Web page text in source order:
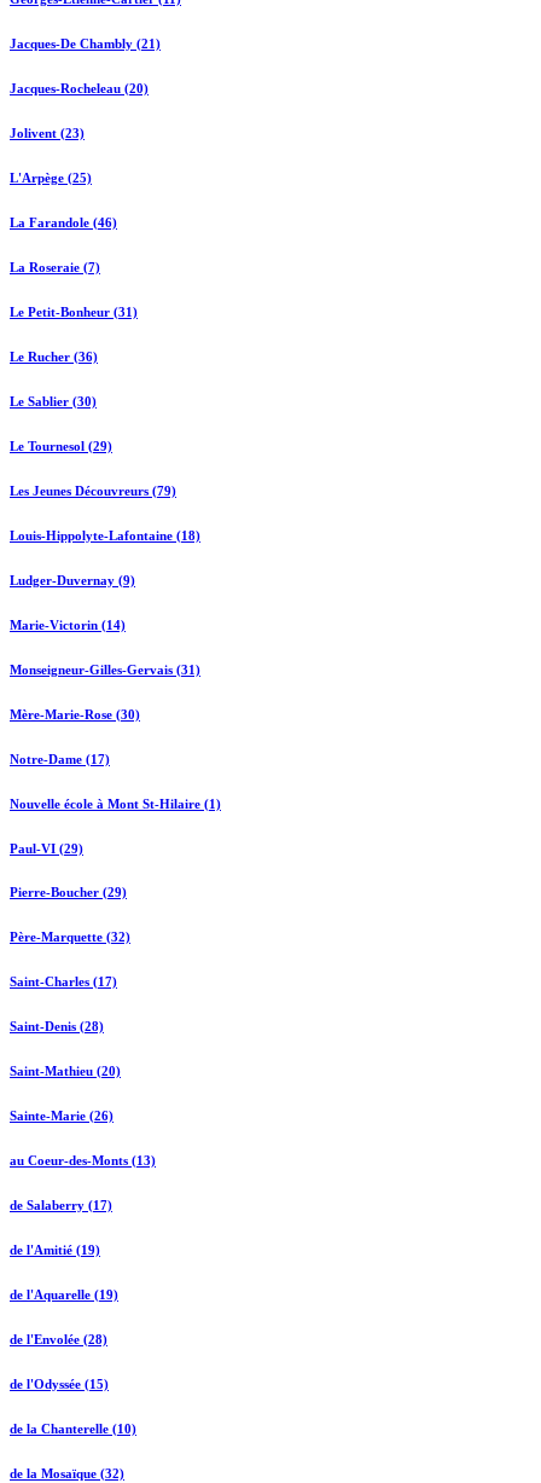
Jacques-De Chambly (21)
Jacques-Rocheleau (20)
Jolivent (23)
L'Arpège (25)
La Farandole (46)
La Roseraie (7)
Le Petit-Bonheur (31)
Le Rucher (36)
Le Sablier (30)
Le Tournesol (29)
Les Jeunes Découvreurs (79)
Louis-Hippolyte-Lafontaine (18)
Ludger-Duvernay (9)
Marie-Victorin (14)
Monseigneur-Gilles-Gervais (31)
Mère-Marie-Rose (30)
Notre-Dame (17)
Nouvelle école à Mont St-Hilaire (1)
Paul-VI (29)
Pierre-Boucher (29)
Père-Marquette (32)
Saint-Charles (17)
Saint-Denis (28)
Saint-Mathieu (20)
Sainte-Marie (26)
au Coeur-des-Monts (13)
de Salaberry (17)
de l'Amitié (19)
de l'Aquarelle (19)
de l'Envolée (28)
de l'Odyssée (15)
de la Chanterelle (10)
de la Mosaïque (32)